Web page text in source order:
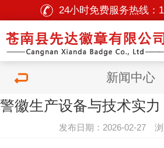
24小时免费服务热线：
新闻中心
警徽生产设备与技术实力
发布日期：2026-02-27